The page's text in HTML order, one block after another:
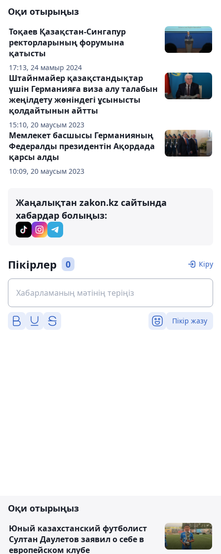
Оқи отырыңыз
17:13, 24 мамыр 2024
Тоқаев Қазақстан-Сингапур
ректорларының форумына
қатысты
15:10, 20 маусым 2023
Штайнмайер қазақстандықтар
үшін Германияға виза алу талабын
жеңілдету жөніндегі ұсынысты
қолдайтынын айтты
10:09, 20 маусым 2023
Мемлекет басшысы Германияның
Федералды президентін Ақордада
қарсы алды
Жаңалықтан zakon.kz сайтында
хабардар болыңыз:
Пікірлер 0 Кіру
Пікір жазу
Оқи отырыңыз
Юный казахстанский футболист
Султан Даулетов заявил о себе в
европейском клубе